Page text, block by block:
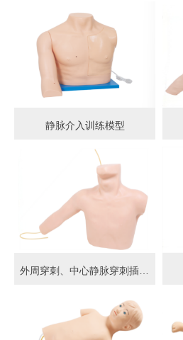
静脉介入训练模型
外周穿刺、中心静脉穿刺插管模型